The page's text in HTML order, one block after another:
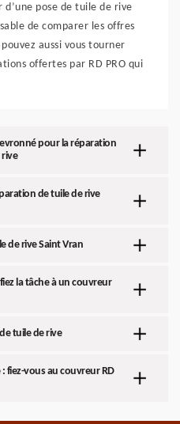
pose de tuile de rive
de comparer les offres
aussi vous tourner
offertes par RD PRO qui
pour la réparation
rive
de tuile de rive
de rive Saint Vran
la tâche à un couvreur
tuile de rive
fiez-vous au couvreur RD